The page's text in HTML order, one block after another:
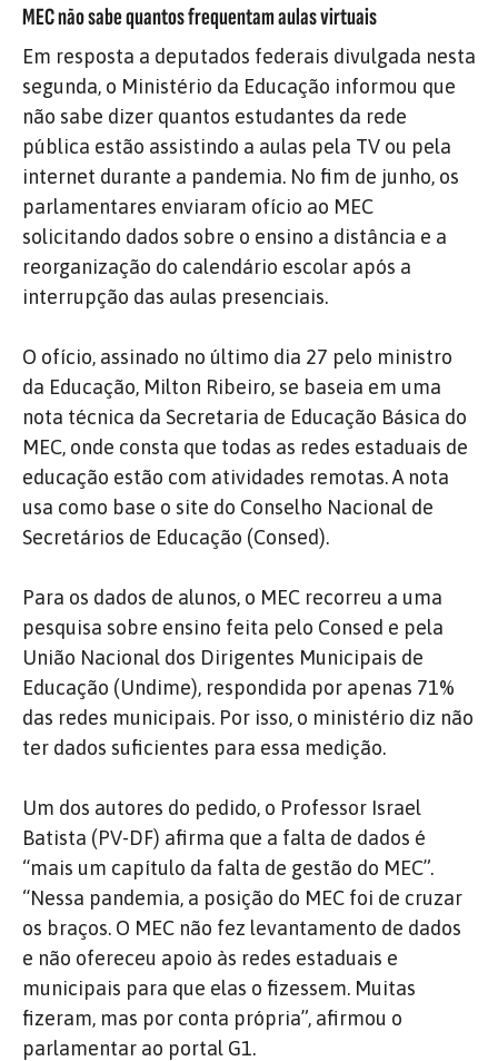
MEC não sabe quantos frequentam aulas virtuais
Em resposta a deputados federais divulgada nesta
segunda, o Ministério da Educação informou que
não sabe dizer quantos estudantes da rede
pública estão assistindo a aulas pela TV ou pela
internet durante a pandemia. No fim de junho, os
parlamentares enviaram ofício ao MEC
solicitando dados sobre o ensino a distância e a
reorganização do calendário escolar após a
interrupção das aulas presenciais.
O ofício, assinado no último dia 27 pelo ministro
da Educação, Milton Ribeiro, se baseia em uma
nota técnica da Secretaria de Educação Básica do
MEC, onde consta que todas as redes estaduais de
educação estão com atividades remotas. A nota
usa como base o site do Conselho Nacional de
Secretários de Educação (Consed).
Para os dados de alunos, o MEC recorreu a uma
pesquisa sobre ensino feita pelo Consed e pela
União Nacional dos Dirigentes Municipais de
Educação (Undime), respondida por apenas 71%
das redes municipais. Por isso, o ministério diz não
ter dados suficientes para essa medição.
Um dos autores do pedido, o Professor Israel
Batista (PV-DF) afirma que a falta de dados é
“mais um capítulo da falta de gestão do MEC”.
“Nessa pandemia, a posição do MEC foi de cruzar
os braços. O MEC não fez levantamento de dados
e não ofereceu apoio às redes estaduais e
municipais para que elas o fizessem. Muitas
fizeram, mas por conta própria”, afirmou o
parlamentar ao portal G1.